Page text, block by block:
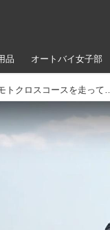
品 オートバイ女子部
テネレ700ワールドレイド仕